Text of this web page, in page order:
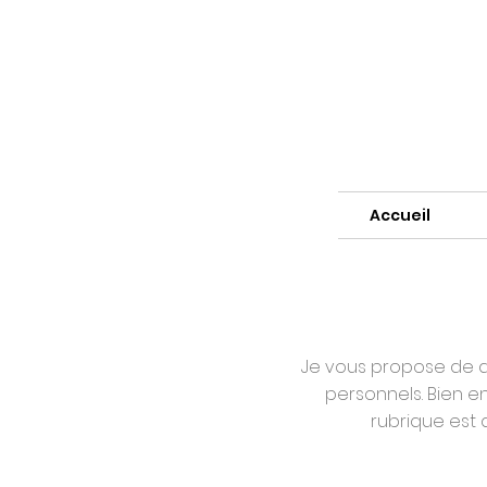
Accueil
Je vous propose de
personnels. Bien
rubrique est